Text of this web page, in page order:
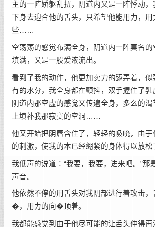
主的一阵娇躯乱扭，阴道内又是一阵悸动，
下身去迎合他的舌头，只希望他能用力，
些……
空荡荡的感觉布满全身，阴道内一阵莫名的
填满，又是一股爱液流出。
看到了我的动作，他更加卖力的舔弄着，似
有的水分，我全身都在颤抖，双手握住了乳
阴道内那空虚的感觉又传遍全身，多么的渴
上填补我那寂寞的空洞……
他又开始把阴唇含住了，轻轻的吸吮，由于
的刺激，使我的本已经绷紧的身体得以放松
我低声的说道︰“我要，我要，进来吧。”那
声音。
他依然不停的用舌头对我阴部进行着攻击，
�，用力的向�顶着。
我都能感觉到由于他尽可能的让舌头伸得再